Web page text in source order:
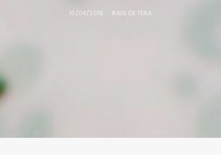
10/04/2018 RAÜL DE TENA